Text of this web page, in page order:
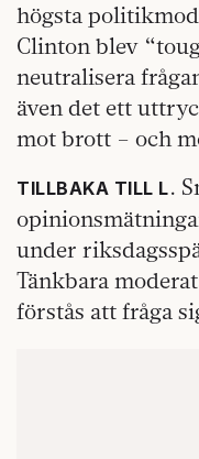
högsta
Clinton blev
neutralisera
även det ett
mot brott – och
TILLBAKA TILL L.
under
Tänkbara
förstås att fråga